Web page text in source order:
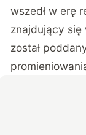
wszedł w erę
znajdujący się
został